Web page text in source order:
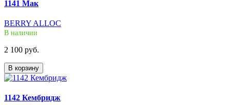
1141 Мак
BERRY ALLOC
В наличии
2 100 руб.
В корзину
1142 Кембридж